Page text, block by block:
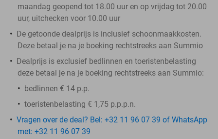
maandag geopend tot 18.00 uur en op vrijdag tot 20.00
uur, uitchecken voor 10.00 uur
De getoonde dealprijs is inclusief schoonmaakkosten.
Deze betaal je na je boeking rechtstreeks aan Summio
Dealprijs is exclusief bedlinnen en toeristenbelasting
deze betaal je na je boeking rechtstreeks aan Summio:
bedlinnen € 14 p.p.
toeristenbelasting € 1,75 p.p.p.n.
Vragen over de deal? Bel: +32 11 96 07 39 of WhatsApp
met: +32 11 96 07 39